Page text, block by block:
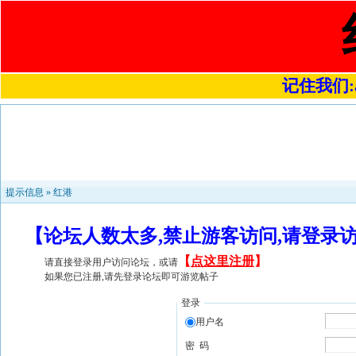
记住我们
提示信息 » 红港
【论坛人数太多,禁止游客访问,请登
请直接登录用户访问论坛，或请 【 点这里注册】
如果您已注册,请先登录论坛即可游览帖子
登录
用户名
密 码